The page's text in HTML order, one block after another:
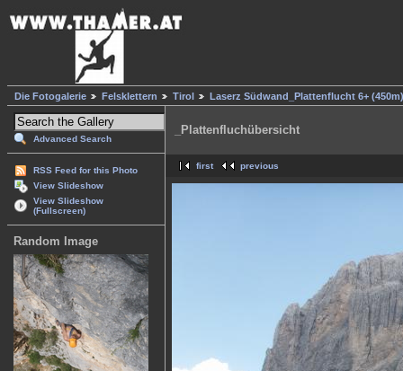
Die Fotogalerie Felsklettern Tirol Laserz Südwand_Plattenflucht 6+ (450m)
Advanced Search
RSS Feed for this Photo
View Slideshow
View Slideshow
(Fullscreen)
Random Image
_Plattenfluchübersicht
first previous